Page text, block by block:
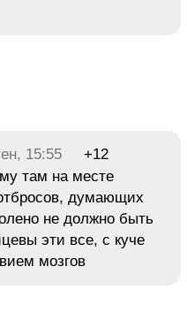
15:55
+12
там на месте
думающих
не должно быть
эти все, с куче
мозгов